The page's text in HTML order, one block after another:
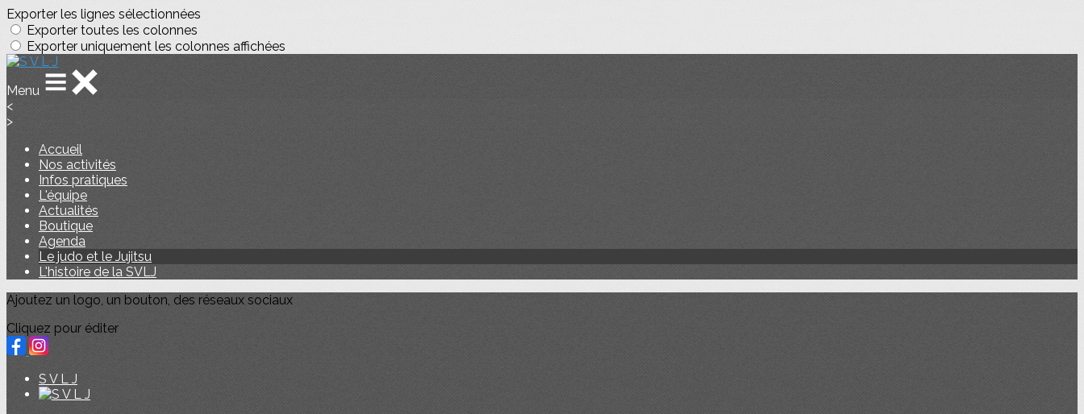
Exporter les lignes sélectionnées
Exporter toutes les colonnes
Exporter uniquement les colonnes affichées
Menu
<
>
Accueil
Nos activités
Infos pratiques
L'équipe
Actualités
Boutique
Agenda
Le judo et le Jujitsu
L'histoire de la SVLJ
Ajoutez un logo, un bouton, des réseaux sociaux
Cliquez pour éditer
S V L J